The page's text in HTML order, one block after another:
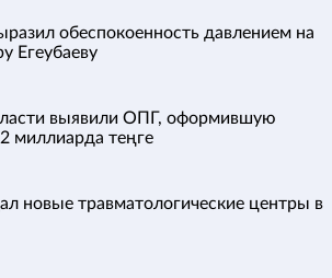
обеспокоенность давлением на
Егеубаеву
выявили ОПГ, оформившую
миллиарда теңге
новые травматологические центры в